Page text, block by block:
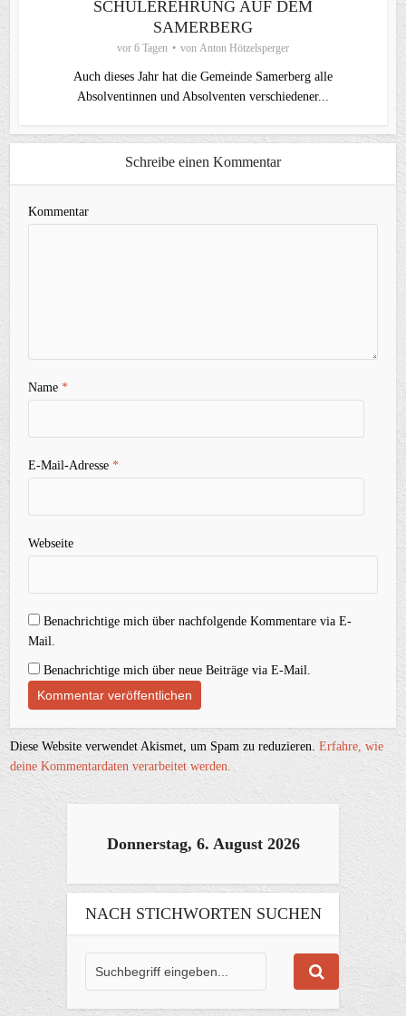
SCHÜLEREHRUNG AUF DEM
SAMERBERG
vor 6 Tagen von Anton Hötzelsperger
Auch dieses Jahr hat die Gemeinde Samerberg alle
Absolventinnen und Absolventen verschiedener...
Schreibe einen Kommentar
Kommentar
Name*
E-Mail-Adresse*
Webseite
Benachrichtige mich über nachfolgende Kommentare via E-
Mail.
Benachrichtige mich über neue Beiträge via E-Mail.
Diese Website verwendet Akismet, um Spam zu reduzieren.Erfahre, wie
deine Kommentardaten verarbeitet werden.
Donnerstag, 6. August 2026
NACH STICHWORTEN SUCHEN